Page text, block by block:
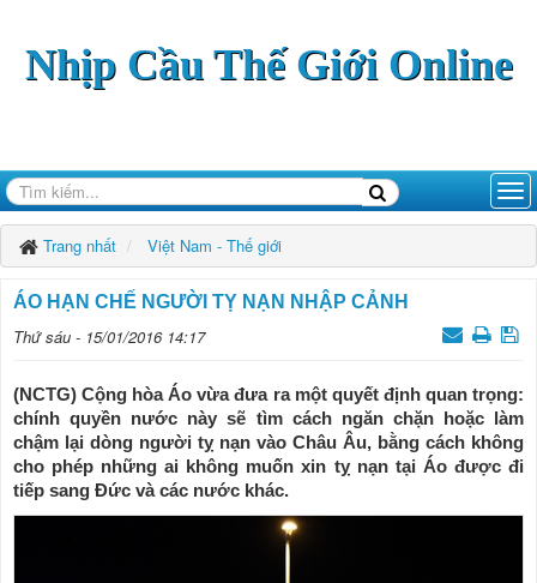
Nhịp Cầu Thế Giới Online
Trang nhất Việt Nam - Thế giới
ÁO HẠN CHẾ NGƯỜI TỴ NẠN NHẬP CẢNH
Thứ sáu - 15/01/2016 14:17
(NCTG) Cộng hòa Áo vừa đưa ra một quyết định quan trọng:
chính quyền nước này sẽ tìm cách ngăn chặn hoặc làm
chậm lại dòng người tỵ nạn vào Châu Âu, bằng cách không
cho phép những ai không muốn xin tỵ nạn tại Áo được đi
tiếp sang Đức và các nước khác.